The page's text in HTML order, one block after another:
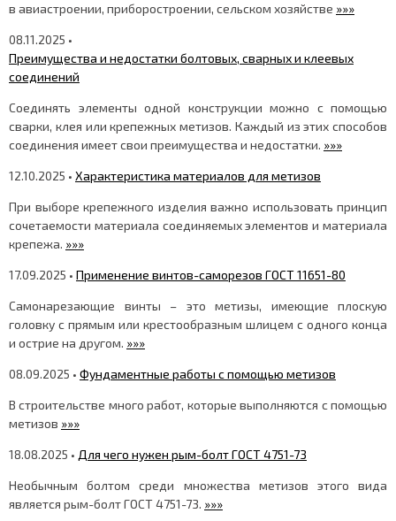
в авиастроении, приборостроении, сельском хозяйстве »»»
08.11.2025 •
Преимущества и недостатки болтовых, сварных и клеевых
соединений
Соединять элементы одной конструкции можно с помощью
сварки, клея или крепежных метизов. Каждый из этих способов
соединения имеет свои преимущества и недостатки. »»»
12.10.2025 • Характеристика материалов для метизов
При выборе крепежного изделия важно использовать принцип
сочетаемости материала соединяемых элементов и материала
крепежа. »»»
17.09.2025 • Применение винтов-саморезов ГОСТ 11651-80
Самонарезающие винты – это метизы, имеющие плоскую
головку с прямым или крестообразным шлицем с одного конца
и острие на другом. »»»
08.09.2025 • Фундаментные работы с помощью метизов
В строительстве много работ, которые выполняются с помощью
метизов »»»
18.08.2025 • Для чего нужен рым-болт ГОСТ 4751-73
Необычным болтом среди множества метизов этого вида
является рым-болт ГОСТ 4751-73. »»»